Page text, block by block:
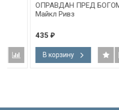
ОПРАВДАН ПРЕД БОГОМ.
Майкл Ривз
В корзину